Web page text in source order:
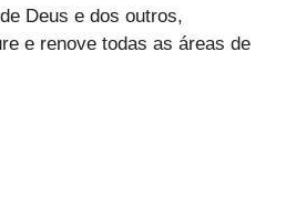
Deus e dos outros,
e renove todas as áreas de